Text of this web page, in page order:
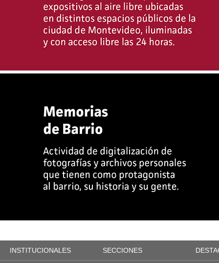
INSTITUCIONALES SECCIONES